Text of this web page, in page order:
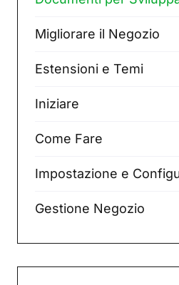
Migliorare il Negozio
Estensioni e Temi
Iniziare
Come Fare
Impostazione e
Gestione Negozio